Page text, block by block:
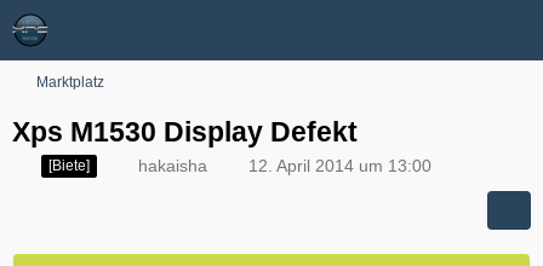
Marktplatz
Xps M1530 Display Defekt
[Biete] hakaisha 12. April 2014 um 13:00